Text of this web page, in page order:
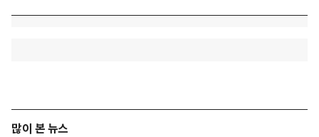
많이 본 뉴스